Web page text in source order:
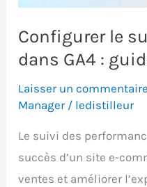
Wix.
Configurer le
dans GA4 :
Laisser un commentaire
Manager/ ledistilleur
Le suivi des
succès d’un site e-
ventes et améliorer